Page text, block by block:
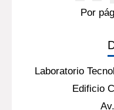
Por
Laboratorio
Edificio